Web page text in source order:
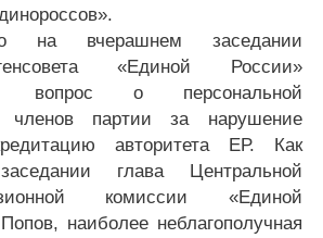
на вчерашнем заседании
«Единой России»
вопрос о персональной
членов партии за нарушение
авторитета ЕР. Как
глава Центральной
комиссии «Единой
наиболее неблагополучная